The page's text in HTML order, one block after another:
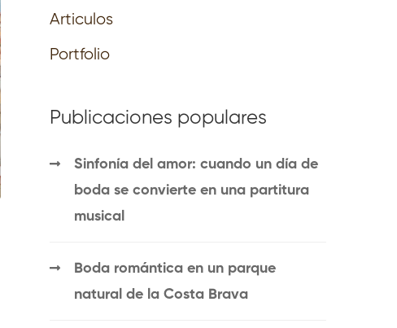
Articulos
Portfolio
Publicaciones populares
Sinfonía del amor: cuando un día de
boda se convierte en una partitura
musical
Boda romántica en un parque
natural de la Costa Brava